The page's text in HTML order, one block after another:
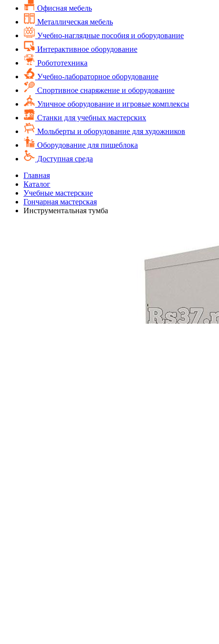
Офисная мебель
Металлическая мебель
Учебно-наглядные пособия и оборудование
Интерактивное оборудование
Робототехника
Учебно-лабораторное оборудование
Спортивное снаряжение и оборудование
Уличное оборудование и игровые комплексы
Cтанки для учебных мастерских
Мольберты и оборудование для художников
Оборудование для пищеблока
Доступная среда
Главная
Каталог
Учебные мастерские
Гончарная мастерская
Инструментальная тумба